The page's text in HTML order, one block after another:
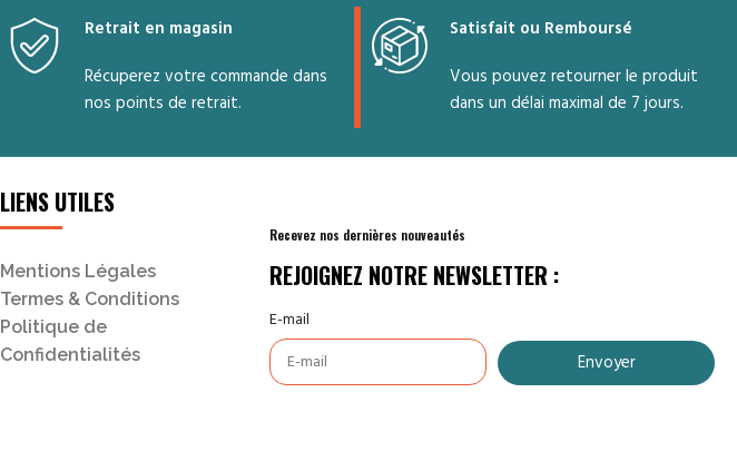
Retrait en magasin
Récuperez votre commande dans
nos points de retrait.
Satisfait ou Remboursé
Vous pouvez retourner le produit
dans un délai maximal de 7 jours.
LIENS UTILES
Mentions Légales
Termes & Conditions
Politique de
Confidentialités
Recevez nos dernières nouveautés
REJOIGNEZ NOTRE NEWSLETTER :
E-mail
Envoyer